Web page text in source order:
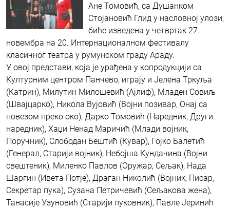
Ане Томовић, са Душанком
Стојановић Глид у насловној улози,
биће изведена у четвртак 27.
новембра на 20. Интернационалном фестивалу
класичног театра у румунском граду Араду.
У овој представи, која је урађена у копродукцији са
Културним центром Панчево, играју и Јелена Тркуља
(Катрин), Милутин Милошевић (Ајлиф), Младен Совиљ
(Швајцарко), Никола Вујовић (Војни позивар, Онај са
повезом преко око), Дарко Томовић (Наредник, Други
наредник), Хаџи Ненад Маричић (Млади војник,
Поручник), Слободан Бештић (Кувар), Гојко Балетић
(Генерал, Старији војник), Небојша Кундачина (Војни
свештеник), Миленко Павлов (Оружар, Сељак), Нада
Шаргин (Ивета Потје), Драган Николић (Војник, Писар,
Секретар пука), Сузана Петричевић (Сељакова жена),
Танасије Узуновић (Старији пуковник), Павле Јеринић